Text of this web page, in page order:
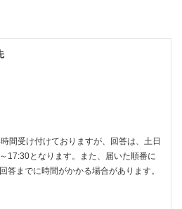
間受け付けておりますが、回答は、土日
17:30となります。また、届いた順番に
答までに時間がかかる場合があります。